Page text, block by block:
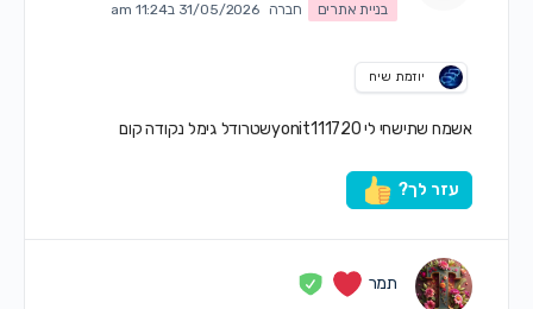
בניית אתרים חברה 31/05/2026 ב11:24 am
יוזמת שיח
אשמח שתישחי לי yonit111720שטרודל גימל נקודה קום
עזר לך?
תמר